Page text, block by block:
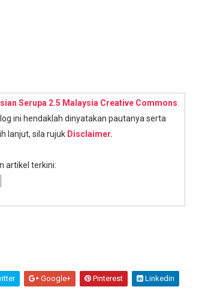
Serupa 2.5 Malaysia Creative Commons
ini hendaklah dinyatakan pautanya serta
lanjut, sila rujuk Disclaimer.
artikel terkini:
Google+ Pinterest Linkedin